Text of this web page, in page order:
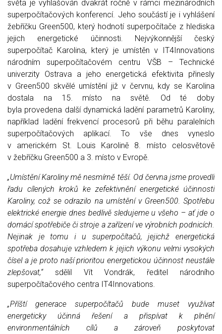
světa je vyhlašován dvakrát ročně v rámci mezinárodních
superpočítačových konferencí. Jeho součástí je i vyhlášení
žebříčku Green500, který hodnotí superpočítače z hlediska
jejich energetické účinnosti. Nejvýkonnější český
superpočítač Karolina, který je umístěn v IT4Innovations
národním superpočítačovém centru VŠB – Technické
univerzity Ostrava a jeho energetická efektivita přinesly
v Green500 skvělé umístění již v červnu, kdy se Karolina
dostala na 15. místo na světě. Od té doby
byla provedena další dynamická ladění parametrů Karoliny,
například ladění frekvencí procesorů při běhu paralelních
superpočítačových aplikací. To vše dnes vyneslo
v americkém St. Louis Karolině 8. místo celosvětově
v žebříčku Green500 a 3. místo v Evropě.
„Umístění Karoliny mě nesmírně těší. Od června jsme provedli
řadu cílených kroků ke zefektivnění energetické účinnosti
Karoliny, což se odrazilo na umístění v Green500. Spotřebu
elektrické energie dnes bedlivě sledujeme u všeho – ať jde o
domácí spotřebiče či stroje a zařízení ve výrobních podnicích.
Nejinak je tomu i u superpočítačů, jejichž energetická
spotřeba dosahuje vzhledem k jejich výkonu velmi vysokých
čísel a je proto naší prioritou energetickou účinnost neustále
zlepšovat,“sdělil Vít Vondrák, ředitel národního
superpočítačového centra IT4Innovations.
„Příští generace superpočítačů bude muset využívat
energeticky účinná řešení a přispívat k plnění
environmentálních cílů a zároveň poskytovat